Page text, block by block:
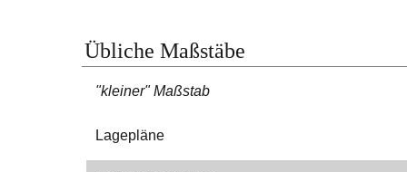
Übliche Maßstäbe
"kleiner" Maßstab
Lagepläne